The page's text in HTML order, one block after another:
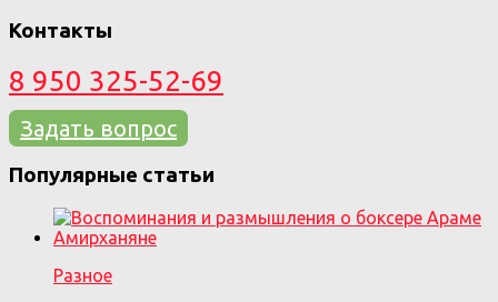
Контакты
8 950 325-52-69
Задать вопрос
Популярные статьи
Разное